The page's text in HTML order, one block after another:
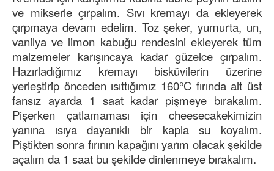
ve mikserle çırpalım. Sıvı kremayı da ekleyerek
çırpmaya devam edelim. Toz şeker, yumurta, un,
vanilya ve limon kabuğu rendesini ekleyerek tüm
malzemeler karışıncaya kadar güzelce çırpalım.
Hazırladığımız kremayı bisküvilerin üzerine
yerleştirip önceden ısıttığımız 160°C fırında alt üst
fansız ayarda 1 saat kadar pişmeye bırakalım.
Pişerken çatlamaması için cheesecakekimizin
yanına ısıya dayanıklı bir kapla su koyalım.
Piştikten sonra fırının kapağını yarım olacak şekilde
açalım da 1 saat bu şekilde dinlenmeye bırakalım.